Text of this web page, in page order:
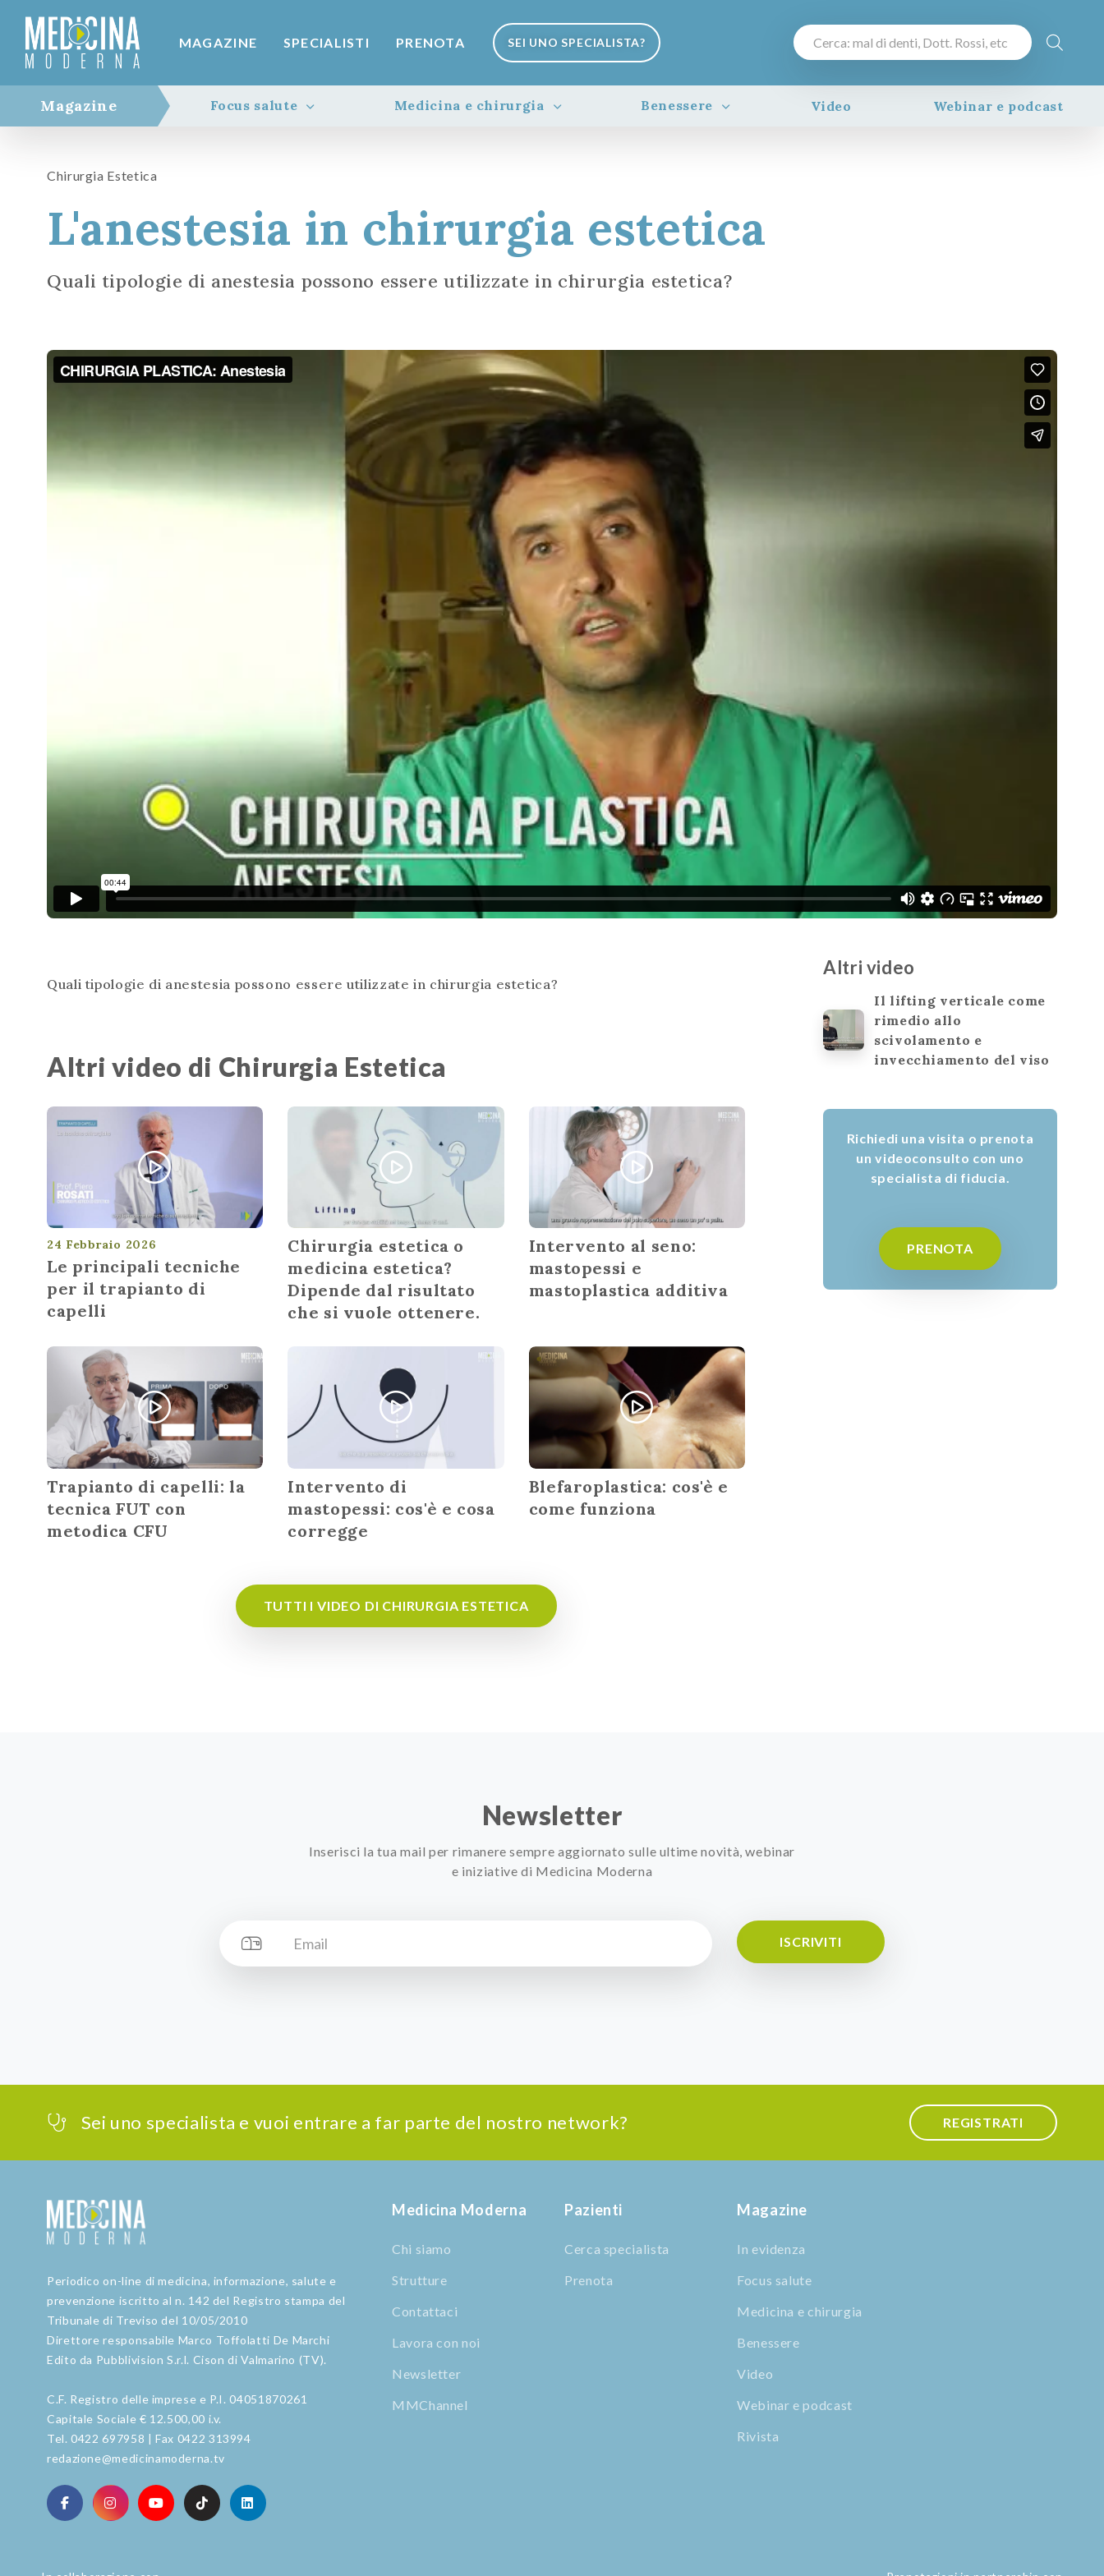
MAGAZINE SPECIALISTI PRENOTA SEI UNO SPECIALISTA?
Magazine Focus salute Medicina e chirurgia Benessere Video Webinar e podcast
Chirurgia Estetica
L'anestesia in chirurgia estetica
Quali tipologie di anestesia possono essere utilizzate in chirurgia estetica?
Quali tipologie di anestesia possono essere utilizzate in chirurgia estetica?
Altri video di Chirurgia Estetica
24 Febbraio 2026
Le principali tecniche
per il trapianto di
capelli
Chirurgia estetica o
medicina estetica?
Dipende dal risultato
che si vuole ottenere.
Intervento al seno:
mastopessi e
mastoplastica additiva
Trapianto di capelli: la
tecnica FUT con
metodica CFU
Intervento di
mastopessi: cos'è e cosa
corregge
Blefaroplastica: cos'è e
come funziona
TUTTI I VIDEO DI CHIRURGIA ESTETICA
Altri video
Il lifting verticale come
rimedio allo
scivolamento e
invecchiamento del viso
Richiedi una visita o prenota
un videoconsulto con uno
specialista di fiducia.
PRENOTA
Newsletter
Inserisci la tua mail per rimanere sempre aggiornato sulle ultime novità, webinar
e iniziative di Medicina Moderna
ISCRIVITI
Sei uno specialista e vuoi entrare a far parte del nostro network? REGISTRATI
Periodico on-line di medicina, informazione, salute e
prevenzione iscritto al n. 142 del Registro stampa del
Tribunale di Treviso del 10/05/2010
Direttore responsabile Marco Toffolatti De Marchi
Edito da Pubblivision S.r.l. Cison di Valmarino (TV).
C.F. Registro delle imprese e P.I. 04051870261
Capitale Sociale € 12.500,00 i.v.
Tel. 0422 697958 | Fax 0422 313994
redazione@medicinamoderna.tv
Medicina Moderna
Chi siamo
Strutture
Contattaci
Lavora con noi
Newsletter
MMChannel
Pazienti
Cerca specialista
Prenota
Magazine
In evidenza
Focus salute
Medicina e chirurgia
Benessere
Video
Webinar e podcast
Rivista